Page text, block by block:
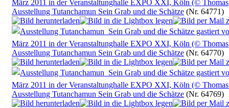
Ausstellung Tutanchamun Sein Grab und die Schätze (Nr. 64771)
Ausstellung Tutanchamun Sein Grab und die Schätze (Nr. 64770)
Ausstellung Tutanchamun Sein Grab und die Schätze (Nr. 64769)